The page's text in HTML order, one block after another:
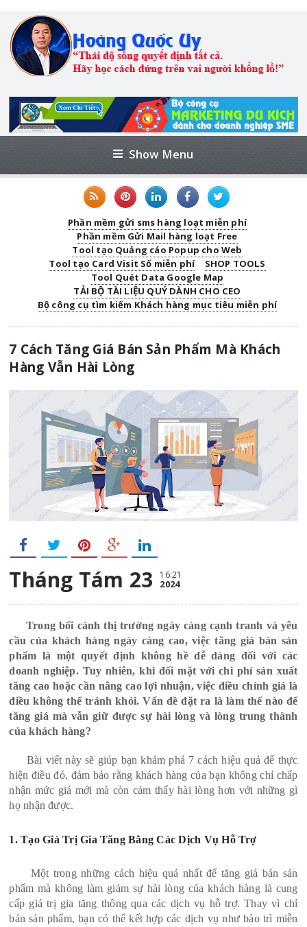
Show Menu
Phần mềm gửi sms hàng loạt miễn phí
Phần mềm Gửi Mail hàng loạt Free
Tool tạo Quảng cáo Popup cho Web
Tool tạo Card Visit Số miễn phí
SHOP TOOLS
Tool Quét Data Google Map
TẢI BỘ TÀI LIỆU QUÝ DÀNH CHO CEO
Bộ công cụ tìm kiếm Khách hàng mục tiêu miễn phí
7 Cách Tăng Giá Bán Sản Phẩm Mà Khách
Hàng Vẫn Hài Lòng
Tháng Tám 23 16:21
2024
Trong bối cảnh thị trường ngày càng cạnh tranh và yêu
cầu của khách hàng ngày càng cao, việc tăng giá bán sản
phẩm là một quyết định không hề dễ dàng đối với các
doanh nghiệp. Tuy nhiên, khi đối mặt với chi phí sản xuất
tăng cao hoặc cần nâng cao lợi nhuận, việc điều chỉnh giá là
điều không thể tránh khỏi. Vấn đề đặt ra là làm thế nào để
tăng giá mà vẫn giữ được sự hài lòng và lòng trung thành
của khách hàng?
Bài viết này sẽ giúp bạn khám phá 7 cách hiệu quả để thực
hiện điều đó, đảm bảo rằng khách hàng của bạn không chỉ chấp
nhận mức giá mới mà còn cảm thấy hài lòng hơn với những gì
họ nhận được.
1. Tạo Giá Trị Gia Tăng Bằng Các Dịch Vụ Hỗ Trợ
Một trong những cách hiệu quả nhất để tăng giá bán sản
phẩm mà không làm giảm sự hài lòng của khách hàng là cung
cấp giá trị gia tăng thông qua các dịch vụ hỗ trợ. Thay vì chỉ
bán sản phẩm, bạn có thể kết hợp các dịch vụ như bảo trì miễn